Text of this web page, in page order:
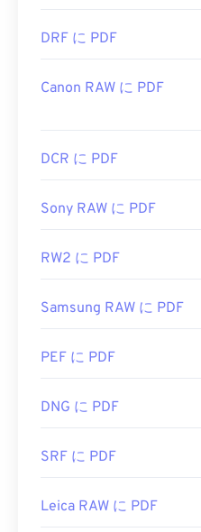
DRF に PDF
Canon RAW に PDF
DCR に PDF
Sony RAW に PDF
RW2 に PDF
Samsung RAW に PDF
PEF に PDF
DNG に PDF
SRF に PDF
Leica RAW に PDF